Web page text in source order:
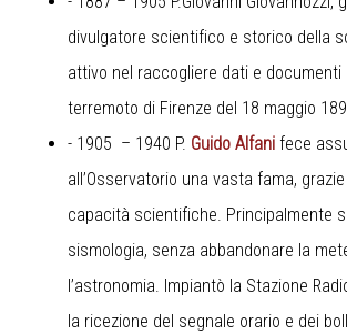
divulgatore scientifico e storico della
attivo nel raccogliere dati e documenti
terremoto di Firenze del 18 maggio
- 1905 – 1940 P. Guido Alfani fece
all’Osservatorio una vasta fama,
capacità scientifiche. Principalmente
sismologia, senza abbandonare la
l’astronomia. Impiantò la Stazione
la ricezione del segnale orario e dei